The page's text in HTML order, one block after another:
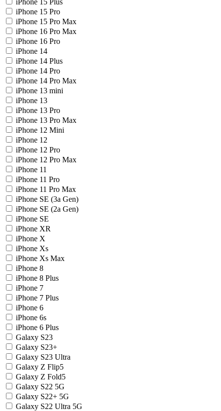
iPhone 15 Pro
iPhone 15 Pro Max
iPhone 16 Pro Max
iPhone 16 Pro
iPhone 14
iPhone 14 Plus
iPhone 14 Pro
iPhone 14 Pro Max
iPhone 13 mini
iPhone 13
iPhone 13 Pro
iPhone 13 Pro Max
iPhone 12 Mini
iPhone 12
iPhone 12 Pro
iPhone 12 Pro Max
iPhone 11
iPhone 11 Pro
iPhone 11 Pro Max
iPhone SE (3a Gen)
iPhone SE (2a Gen)
iPhone SE
iPhone XR
iPhone X
iPhone Xs
iPhone Xs Max
iPhone 8
iPhone 8 Plus
iPhone 7
iPhone 7 Plus
iPhone 6
iPhone 6s
iPhone 6 Plus
Galaxy S23
Galaxy S23+
Galaxy S23 Ultra
Galaxy Z Flip5
Galaxy Z Fold5
Galaxy S22 5G
Galaxy S22+ 5G
Galaxy S22 Ultra 5G